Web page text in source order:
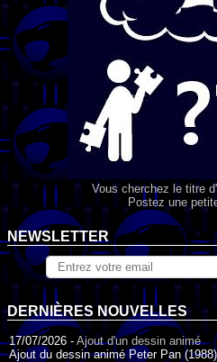
Vous cherchez le titre
Postez une
NEWSLETTER
DERNIÈRES NOUVELLES
17/07/2026 - Ajout d'un dessin animé
Ajout du dessin animé Peter Pan